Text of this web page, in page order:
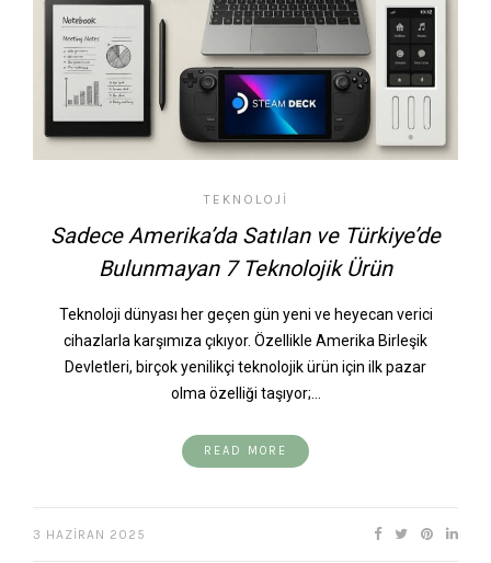
TEKNOLOJI
Sadece Amerika’da Satılan ve Türkiye’de
Bulunmayan 7 Teknolojik Ürün
Teknoloji dünyası her geçen gün yeni ve heyecan verici
cihazlarla karşımıza çıkıyor. Özellikle Amerika Birleşik
Devletleri, birçok yenilikçi teknolojik ürün için ilk pazar
olma özelliği taşıyor;…
READ MORE
3 HAZIRAN 2025